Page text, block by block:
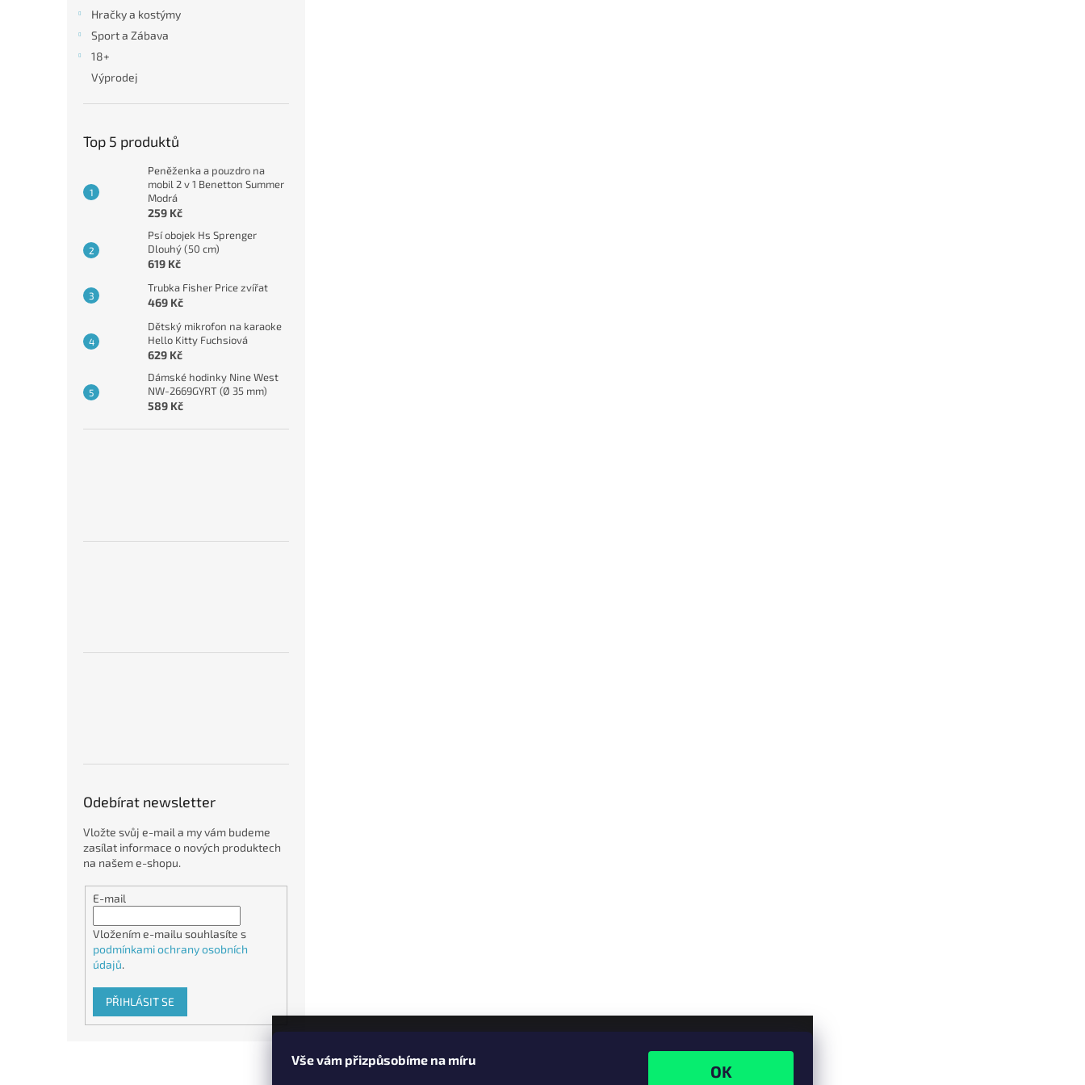
Vše vám přizpůsobíme na míru
Hračky a kostýmy
Sport a Zábava
18+
Výprodej
Top 5 produktů
Peněženka a pouzdro na
mobil 2 v 1 Benetton Summer
Modrá
259 Kč
Psí obojek Hs Sprenger
Dlouhý (50 cm)
619 Kč
Trubka Fisher Price zvířat
469 Kč
Dětský mikrofon na karaoke
Hello Kitty Fuchsiová
629 Kč
Dámské hodinky Nine West
NW-2669GYRT (Ø 35 mm)
589 Kč
Odebírat newsletter
Vložte svůj e-mail a my vám budeme
zasílat informace o nových produktech
na našem e-shopu.
E-mail
Vložením e-mailu souhlasíte s
podmínkami ochrany osobních
údajů.
PŘIHLÁSIT SE